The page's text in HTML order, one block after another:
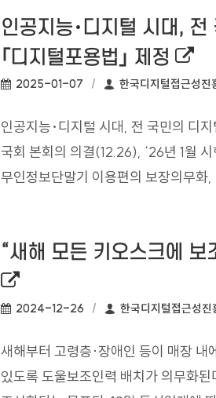
인공지능･디지털 시대,
｢디지털포용법｣ 제정 외부
작성일:
2025-01-07 작성자:
한국디지털접근성진
인공지능･디지털 시대, 전 국민의 디
국회 본회의 의결(12.26), ‘26년 1월
무인정보단말기 이용편의 보장의무
“새해 모든 키오스크에
외부링크로 새창열림
작성일:
2024-12-26 작성자:
한국디지털접근성진
새해부터 고령층·장애인 등이 매장
있도록 도울보조인력 배치가 의무화